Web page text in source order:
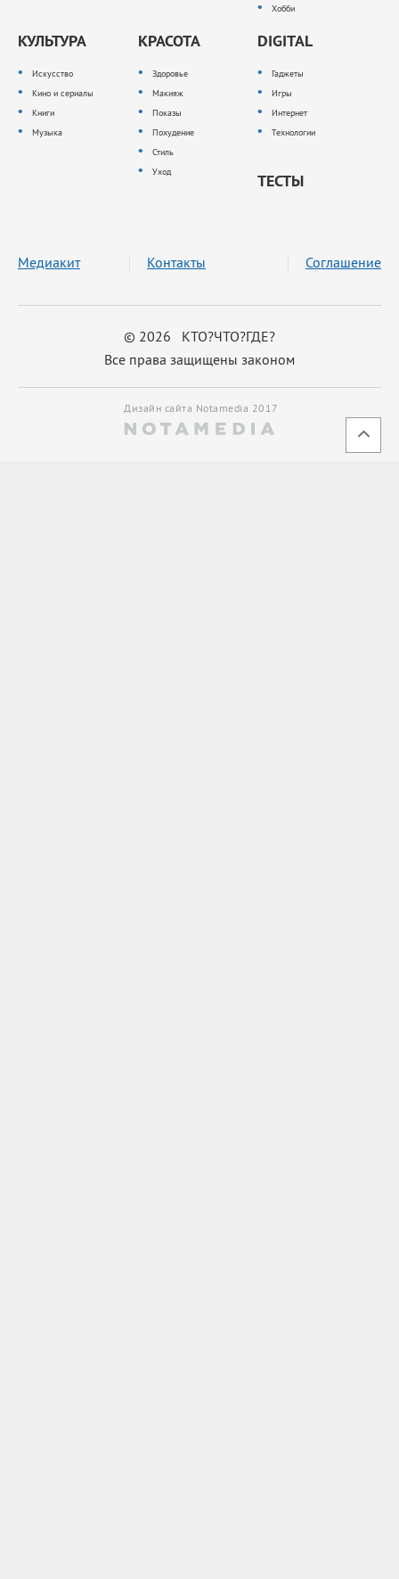
Хобби
КУЛЬТУРА
Искусство
Кино и сериалы
Книги
Музыка
КРАСОТА
Здоровье
Макияж
Показы
Похудение
Стиль
Уход
DIGITAL
Гаджеты
Игры
Интернет
Технологии
ТЕСТЫ
© 2026 КТО?ЧТО?ГДЕ?
Все права защищены законом
Медиакит Контакты Соглашение
Дизайн сайта Notamedia 2017